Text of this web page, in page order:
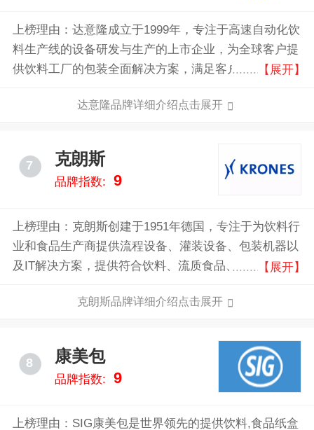
上榜理由：达意隆成立于1999年，专注于高速自动化饮
料生产线的设备研发与生产的上市企业，为全球客户提
供饮料工厂的包装全面解决方案，满足客户产品研发、
链各个环节服务需求。
【展开】
达意隆品牌详细介绍点击展开
7 克朗斯
品牌指数: 9
上榜理由：克朗斯创建于1951年德国，专注于为饮料行
业和食品生产商提供流程设备、灌装设备、包装机器以
及IT解决方案，提供符合饮料、流质食品、药物、化妆
整体生产厂房规划能力。
【展开】
克朗斯品牌详细介绍点击展开
8 康美包
品牌指数: 9
上榜理由：SIG康美包是世界领先的提供饮料,食品纸盒